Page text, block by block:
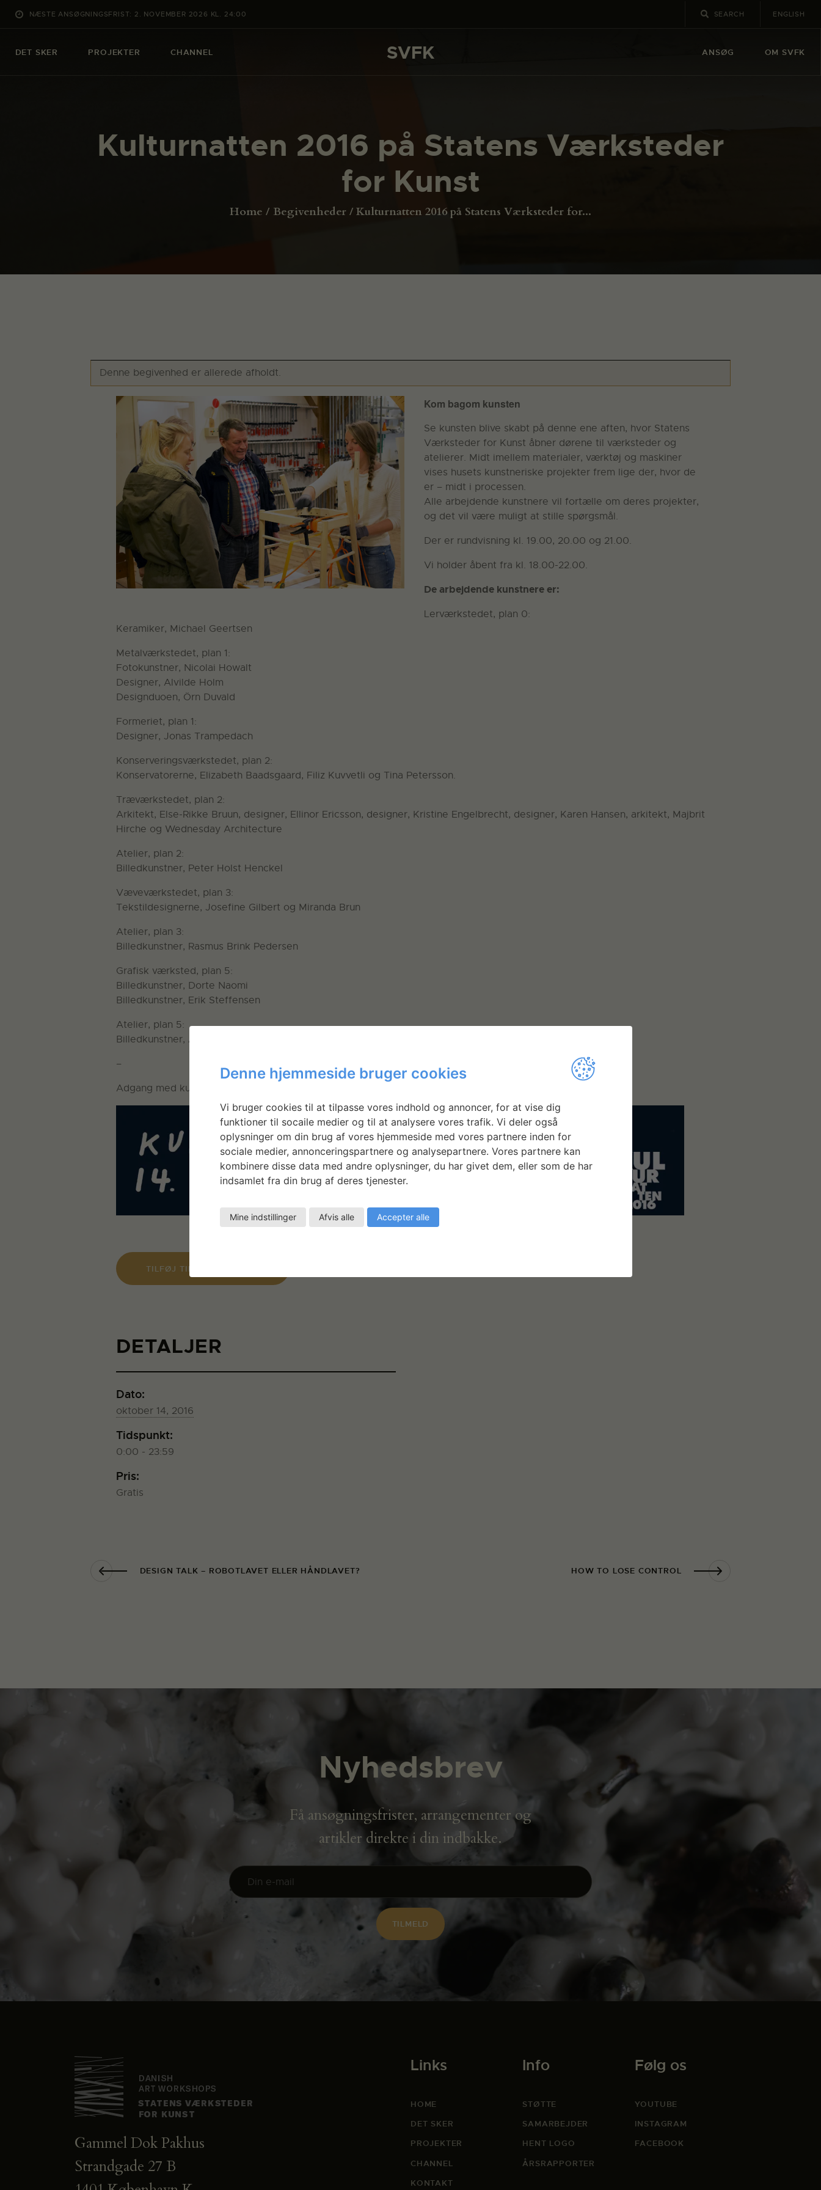
NÆSTE ANSØGNINGSFRIST: 2. NOVEMBER 2026 KL. 24:00 ENGLISH
DET SKER PROJEKTER CHANNEL SVFK ANSØG OM SVFK
Kulturnatten 2016 på Statens Værksteder
for Kunst
Home Begivenheder Kulturnatten 2016 på Statens Værksteder for...
SVFK
PROJEKTER
OM SVFK
ENGLISH
Denne begivenhed er allerede afholdt.
Kom bagom kunsten
Se kunsten blive skabt på denne ene aften, hvor Statens
Værksteder for Kunst åbner dørene til værksteder og
atelierer. Midt imellem materialer, værktøj og maskiner
vises husets kunstneriske projekter frem lige der, hvor de
er – midt i processen.
Alle arbejdende kunstnere vil fortælle om deres projekter,
og det vil være muligt at stille spørgsmål.
Der er rundvisning kl. 19.00, 20.00 og 21.00.
Vi holder åbent fra kl. 18.00-22.00.
De arbejdende kunstnere er:
Lerværkstedet, plan 0:
Keramiker, Michael Geertsen
Metalværkstedet, plan 1:
Fotokunstner, Nicolai Howalt
Designer, Alvilde Holm
Designduoen, Örn Duvald
Formeriet, plan 1:
Designer, Jonas Trampedach
Konserveringsværkstedet, plan 2:
Konservatorerne, Elizabeth Baadsgaard, Filiz Kuvvetli og Tina Petersson.
Træværkstedet, plan 2:
Arkitekt, Else-Rikke Bruun, designer, Ellinor Ericsson, designer, Kristine Engelbrecht, designer, Karen Hansen, arkitekt, Majbrit
Hirche og Wednesday Architecture
Atelier, plan 2:
Billedkunstner, Peter Holst Henckel
Væveværkstedet, plan 3:
Tekstildesignerne, Josefine Gilbert og Miranda Brun
Atelier, plan 3:
Billedkunstner, Rasmus Brink Pedersen
Grafisk værksted, plan 5:
Billedkunstner, Dorte Naomi
Billedkunstner, Erik Steffensen
Atelier, plan 5:
Billedkunstner, Al Masson
–
Adgang med kulturpas, tilmelding er ikke nødvendig.
TILFØJ TIL KALENDER
DETALJER
Dato:
oktober 14, 2016
Tidspunkt:
0:00 - 23:59
Pris:
Gratis
DESIGN TALK – ROBOTLAVET ELLER HÅNDLAVET? HOW TO LOSE CONTROL
Nyhedsbrev
Få ansøgningsfrister, arrangementer og
artikler direkte i din indbakke.
Gammel Dok Pakhus
Strandgade 27 B
Links
HOME
DET SKER
PROJEKTER
CHANNEL
KONTAKT
Info
STØTTE
SAMARBEJDER
HENT LOGO
ÅRSRAPPORTER
Følg os
YOUTUBE
INSTAGRAM
FACEBOOK
Denne hjemmeside bruger cookies
Vi bruger cookies til at tilpasse vores indhold og annoncer, for at vise dig
funktioner til socaile medier og til at analysere vores trafik. Vi deler også
oplysninger om din brug af vores hjemmeside med vores partnere inden for
sociale medier, annonceringspartnere og analysepartnere. Vores partnere kan
kombinere disse data med andre oplysninger, du har givet dem, eller som de har
indsamlet fra din brug af deres tjenester.
Mine indstillinger Afvis alle Accepter alle